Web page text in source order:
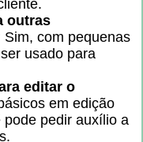
outras
Sim, com pequenas
usado para
editar o
em edição
pedir auxílio a